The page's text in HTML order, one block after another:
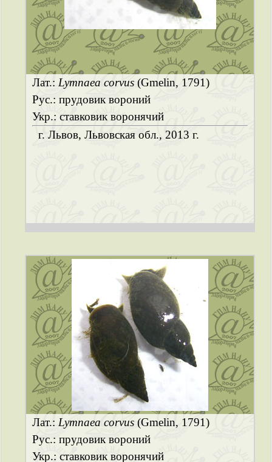
Лат.: Lymnaea corvus(Gmelin, 1791)
Рус.: прудовик вороний
Укр.: ставковик воронячий
г. Львов, Львовская обл., 2013 г.
Лат.: Lymnaea corvus(Gmelin, 1791)
Рус.: прудовик вороний
Укр.: ставковик воронячий